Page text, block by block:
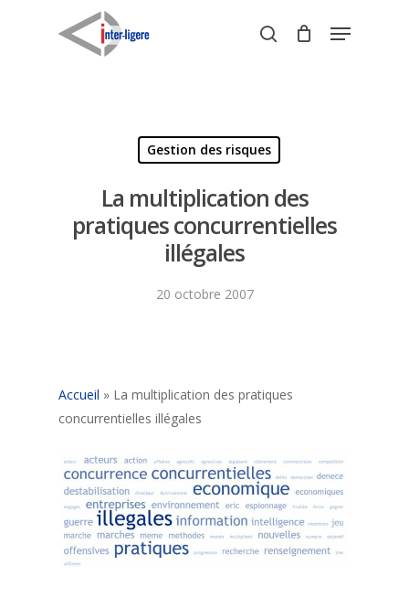
search
Menu
Gestion des risques
La multiplication des
pratiques concurrentielles
illégales
20 octobre 2007
Accueil » La multiplication des pratiques
concurrentielles illégales